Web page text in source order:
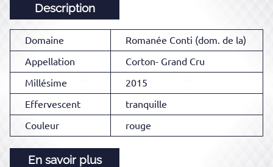
Description
Domaine
Romanée Conti (dom. de la)
Appellation
Corton- Grand Cru
Millésime
2015
Effervescent
tranquille
Couleur
rouge
En savoir plus